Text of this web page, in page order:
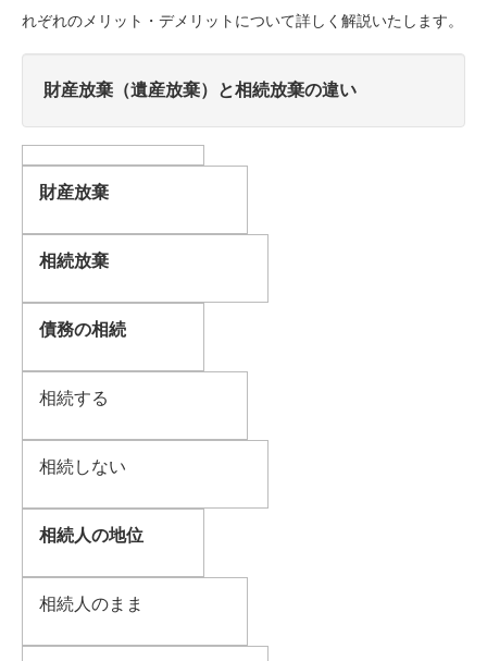
れぞれのメリット・デメリットについて詳しく解説いたします。
財産放棄（遺産放棄）と相続放棄の違い
財産放棄
相続放棄
債務の相続
相続する
相続しない
相続人の地位
相続人のまま